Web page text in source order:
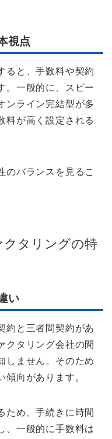
視点
ると、手数料や契約
。一般的に、スピー
ンライン完結型が多
料が高く設定される
のバランスを見るこ
クタリングの特
い
約と三者間契約があ
クタリング会社の間
しません。そのため
向があります。
ため、手続きに時間
、一般的に手数料は